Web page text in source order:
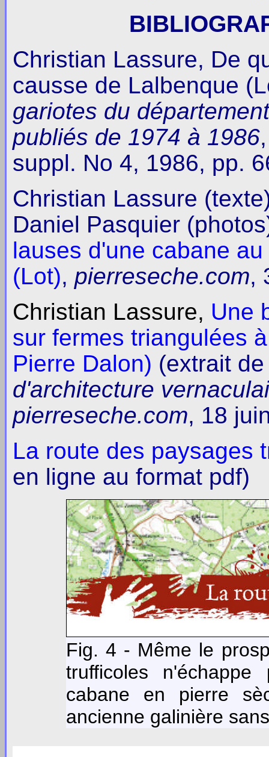
Christian Lassure, De
causse de Lalbenque
gariotes du
publiés de 1974 à 1986
suppl. No 4, 1986, pp.
Christian Lassure
Daniel Pasquier
lauses d'une cabane
(Lot), pierreseche.com,
Christian Lassure, Une
sur fermes triangulées
Pierre Dalon) (extrait
d'architecture
pierreseche.com, 18
La route des paysages
en ligne au format pdf)
Fig. 4 - Même le
trufficoles
cabane en pierre
ancienne galinière